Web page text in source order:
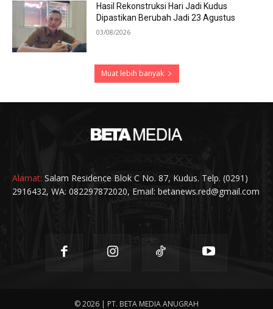
Hasil Rekonstruksi Hari Jadi Kudus
Dipastikan Berubah Jadi 23 Agustus
03/08/2026
Muat lebih banyak
Alamat: Salam Residence Blok C No. 87, Kudus. Telp. (0291)
2916432, WA: 082297872020, Email: betanews.red@gmail.com
© 2026 | PT. BETA MEDIA ANUGRAH